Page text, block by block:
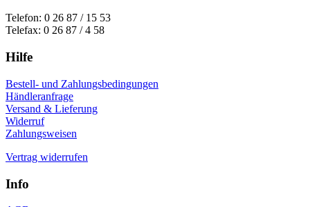
Telefon: 0 26 87 / 15 53
Telefax: 0 26 87 / 4 58
Hilfe
Bestell- und Zahlungsbedingungen
Händleranfrage
Versand & Lieferung
Widerruf
Zahlungsweisen
Vertrag widerrufen
Info